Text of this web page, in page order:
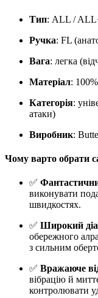
Тип: ALL /
Ручка: FL
Вага: легка
Матеріал:
Категорія:
атаки)
Виробник:
Чому варто обрати
✅
виконувати
швидкостях.
✅ Широкий
обережного
з сильним
✅ Вражаюче
вібрацію й
контролювати